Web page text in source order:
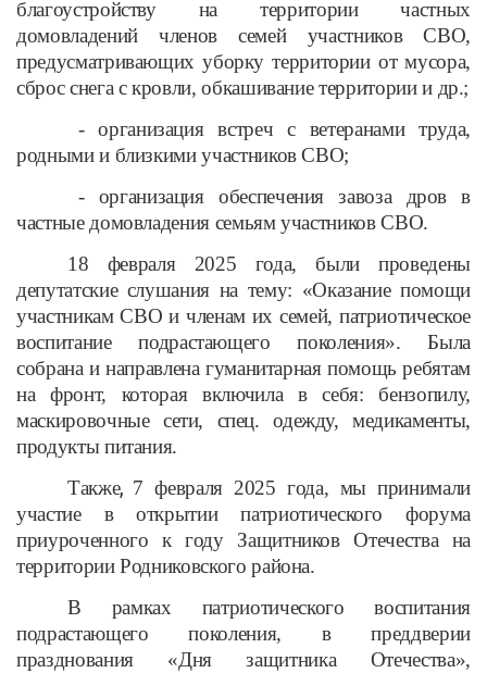
благоустройству на территории частных
домовладений членов семей участников СВО,
предусматривающих уборку территории от мусора,
сброс снега с кровли, обкашивание территории и др.;
- организация встреч с ветеранами труда,
родными и близкими участников СВО;
- организация обеспечения завоза дров в
частные домовладения семьям участников СВО.
18 февраля 2025 года, были проведены
депутатские слушания на тему: «Оказание помощи
участникам СВО и членам их семей, патриотическое
воспитание подрастающего поколения». Была
собрана и направлена гуманитарная помощь ребятам
на фронт, которая включила в себя: бензопилу,
маскировочные сети, спец. одежду, медикаменты,
продукты питания.
Также, 7 февраля 2025 года, мы принимали
участие в открытии патриотического форума
приуроченного к году Защитников Отечества на
территории Родниковского района.
В рамках патриотического воспитания
подрастающего поколения, в преддверии
празднования «Дня защитника Отечества»,